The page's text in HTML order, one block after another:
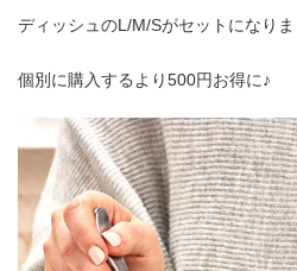
ディッシュのL/M/Sがセットになりま
個別に購入するより500円お得に♪